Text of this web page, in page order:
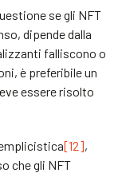
se gli NFT
dipende dalla
falliscono o
è preferibile un
essere risolto
[12],
che gli NFT